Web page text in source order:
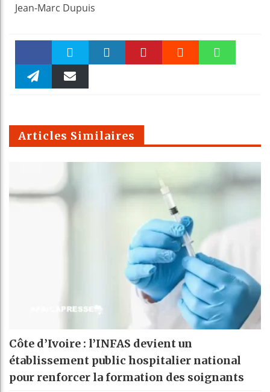
Jean-Marc Dupuis
Faceboo Twitter
m
Articles Similaires
Côte d’Ivoire : l’INFAS devient un
établissement public hospitalier national
pour renforcer la formation des soignants